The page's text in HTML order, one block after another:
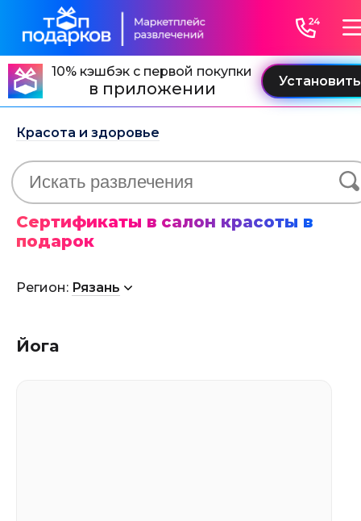
10% кэшбэк с первой покупки
в приложении
Красота и здоровье
Сертификаты в салон красоты в
подарок
Регион: Рязань
Йога